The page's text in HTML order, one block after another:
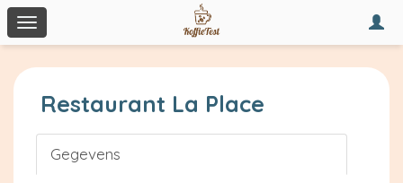
Toggle
navigation
Restaurant La Place
Gegevens